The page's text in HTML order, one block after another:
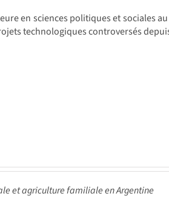
en sciences politiques et sociales
technologiques controversés
et agriculture familiale en Argentine